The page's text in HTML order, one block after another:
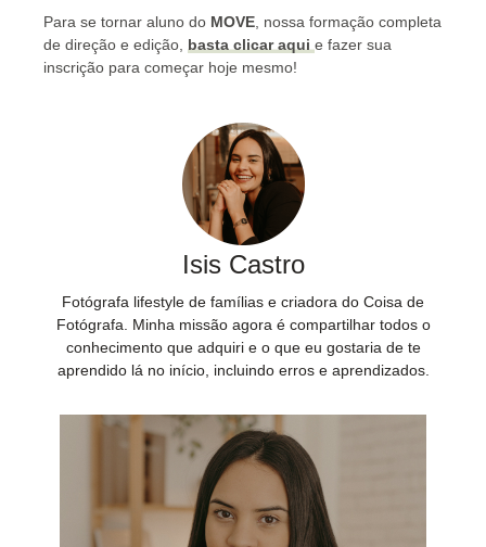
Para se tornar aluno do MOVE , nossa formação completa
de direção e edição, basta clicar aqui e fazer sua
inscrição para começar hoje mesmo!
Isis Castro
Fotógrafa lifestyle de famílias e criadora do Coisa de
Fotógrafa. Minha missão agora é compartilhar todos o
conhecimento que adquiri e o que eu gostaria de te
aprendido lá no início, incluindo erros e aprendizados.